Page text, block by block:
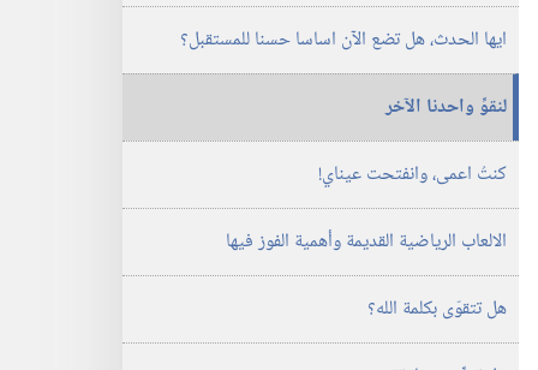
ايها الحدث،‏ هل تضع الآن اساسا حسنا للمستقبل؟‏
لنقوِّ واحدنا الآخر
كنتُ اعمى،‏ وانفتحت عيناي!‏
الالعاب الرياضية القديمة وأهمية الفوز فيها
هل تتقوّى بكلمة الله؟‏